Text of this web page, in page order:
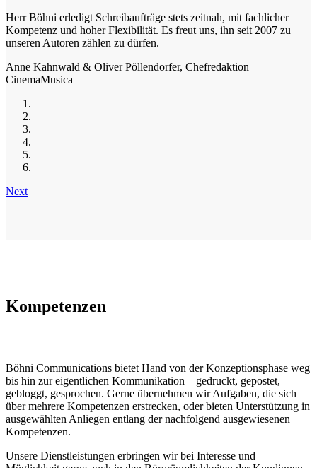
Herr Böhni erledigt Schreibaufträge stets zeitnah, mit fachlicher
Kompetenz und hoher Flexibilität. Es freut uns, ihn seit 2007 zu
unseren Autoren zählen zu dürfen.
Anne Kahnwald & Oliver Pöllendorfer, Chefredaktion
CinemaMusica
Next
Kompetenzen
Böhni Communications bietet Hand von der Konzeptionsphase weg
bis hin zur eigentlichen Kommunikation – gedruckt, gepostet,
gebloggt, gesprochen. Gerne übernehmen wir Aufgaben, die sich
über mehrere Kompetenzen erstrecken, oder bieten Unterstützung in
ausgewählten Anliegen entlang der nachfolgend ausgewiesenen
Kompetenzen.
Unsere Dienstleistungen erbringen wir bei Interesse und